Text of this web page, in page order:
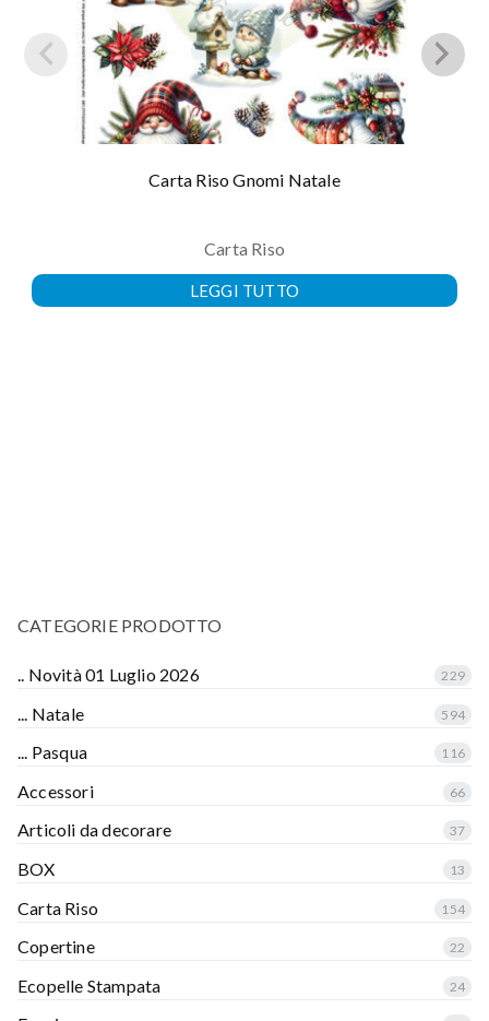
Carta Riso Gnomi Natale
Carta Riso
LEGGI TUTTO
CATEGORIE PRODOTTO
.. Novità 01 Luglio 2026 229
... Natale 594
... Pasqua 116
Accessori 66
Articoli da decorare 37
BOX 13
Carta Riso 154
Copertine 22
Ecopelle Stampata 24